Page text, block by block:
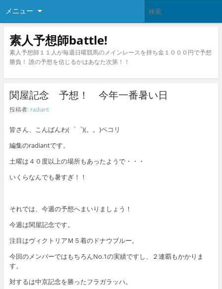
メニュー
素人予想師battle!
素人予想師１１人が毎週日曜競馬のメインレースを持ち金１０００円で予想
勝負！ 誰の予想を信じるかはあなた次第！！
関屋記念 予想！ 今年一番暑い日
投稿者: radiant
皆さん、こんばんわ(゜゜)(。。)ペコリ
編集のradiantです。
土曜は４０度以上の場所もあったようで・・・
いくらなんでも暑すぎ！！
それでは、今週の予想へまいりましょう！
今週は関屋記念です。
注目はヴィクトリアＭ５着のドナウブルー。
今回のメンバーではもちろんNo.1の実績ですし、２連覇もかかりま
す。
対するは中京記念を勝ったフラガラッハ。